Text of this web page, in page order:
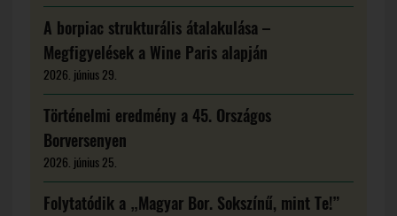
A borpiac strukturális átalakulása –
Megfigyelések a Wine Paris alapján
2026. június 29.
Történelmi eredmény a 45. Országos
Borversenyen
2026. június 25.
Folytatódik a „Magyar Bor. Sokszínű, mint Te!”